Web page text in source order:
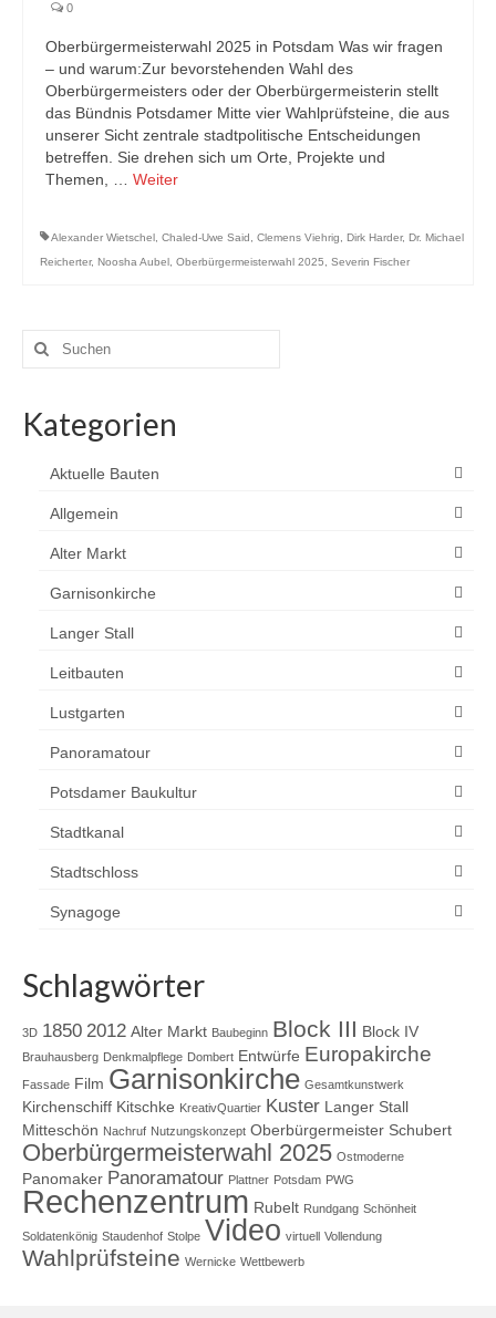
0
Oberbürgermeisterwahl 2025 in Potsdam Was wir fragen
– und warum:Zur bevorstehenden Wahl des
Oberbürgermeisters oder der Oberbürgermeisterin stellt
das Bündnis Potsdamer Mitte vier Wahlprüfsteine, die aus
unserer Sicht zentrale stadtpolitische Entscheidungen
betreffen. Sie drehen sich um Orte, Projekte und
Themen, … Weiter
Alexander Wietschel Chaled-Uwe Said Clemens Viehrig Dirk Harder, Dr. Michael
Reicherter, Noosha Aubel Oberbürgermeisterwahl 2025 Severin Fischer
Suchen
nach:
Kategorien
Aktuelle Bauten
Allgemein
Alter Markt
Garnisonkirche
Langer Stall
Leitbauten
Lustgarten
Panoramatour
Potsdamer Baukultur
Stadtkanal
Stadtschloss
Synagoge
Schlagwörter
3D 1850 2012 Alter Markt Baubeginn Block III Block IV
Brauhausberg Denkmalpflege Dombert Entwürfe Europakirche
Fassade Film Garnisonkirche Gesamtkunstwerk
Kirchenschiff Kitschke KreativQuartier Kuster Langer Stall
Mitteschön Nachruf Nutzungskonzept Oberbürgermeister Schubert
Oberbürgermeisterwahl 2025 Ostmoderne
Panomaker Panoramatour Plattner Potsdam PWG
Rechenzentrum Rubelt Rundgang Schönheit
Soldatenkönig Staudenhof Stolpe Video virtuell Vollendung
Wahlprüfsteine Wernicke Wettbewerb